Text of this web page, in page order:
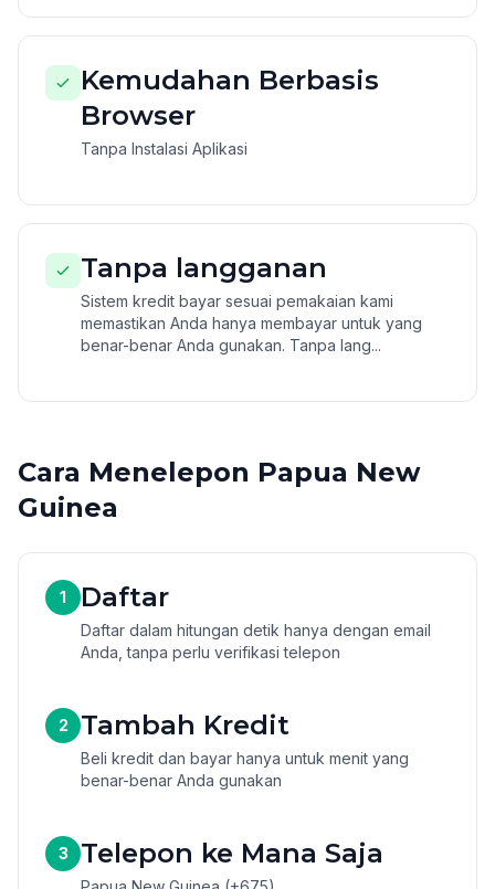
Kemudahan Berbasis
Browser
Tanpa Instalasi Aplikasi
Tanpa langganan
Sistem kredit bayar sesuai pemakaian kami
memastikan Anda hanya membayar untuk yang
benar-benar Anda gunakan. Tanpa lang...
Cara Menelepon Papua New
Guinea
1 Daftar
Daftar dalam hitungan detik hanya dengan email
Anda, tanpa perlu verifikasi telepon
2 Tambah Kredit
Beli kredit dan bayar hanya untuk menit yang
benar-benar Anda gunakan
3 Telepon ke Mana Saja